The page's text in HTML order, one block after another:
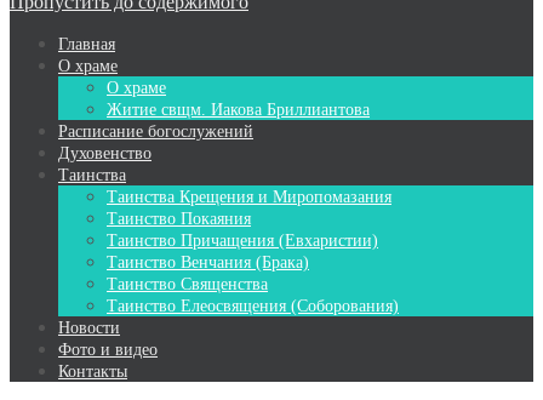
Главная
О храме
О храме
Житие свщм. Иакова Бриллиантова
Расписание богослужений
Духовенство
Таинства
Таинства Крещения и Миропомазания
Таинство Покаяния
Таинство Причащения (Евхаристии)
Таинство Венчания (Брака)
Таинство Священства
Таинство Елеосвящения (Соборования)
Новости
Фото и видео
Контакты